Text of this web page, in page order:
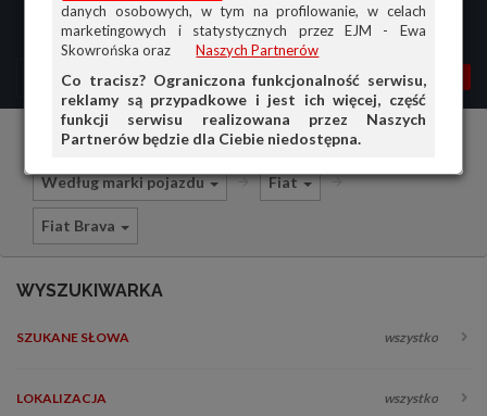
danych osobowych, w tym na profilowanie, w celach
marketingowych i statystycznych przez EJM - Ewa
Skowrońska oraz
Naszych Partnerów
Co tracisz? Ograniczona funkcjonalność serwisu,
reklamy są przypadkowe i jest ich więcej, część
funkcji serwisu realizowana przez Naszych
Partnerów będzie dla Ciebie niedostępna.
MENU MOJA AG
PRZEGLĄD
OFERTA DLA FIRM
Części i akcesoria samochodowe
Według marki pojazdu Fiat
Fiat Brava
WYSZUKIWARKA
SZUKANE SŁOWA wszystko
LOKALIZACJA wszystko